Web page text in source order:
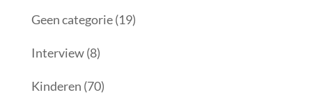
Geen categorie(19)
Interview(8)
Kinderen (70)